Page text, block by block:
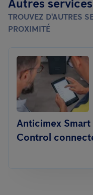
Autres
TROUVEZ D'AUTRES
PROXIMITÉ
Anticimex
Control